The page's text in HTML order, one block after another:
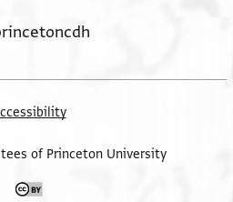
of Princeton University